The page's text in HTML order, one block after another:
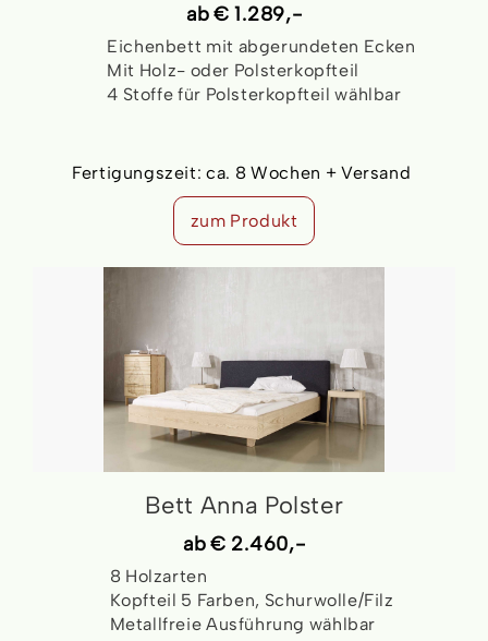
ab€ 1.289,-
Eichenbett mit abgerundeten Ecken
Mit Holz- oder Polsterkopfteil
4 Stoffe für Polsterkopfteil wählbar
Fertigungszeit:ca. 8 Wochen + Versand
zum Produkt
Bett Anna Polster
ab€ 2.460,-
8 Holzarten
Kopfteil 5 Farben, Schurwolle/Filz
Metallfreie Ausführung wählbar